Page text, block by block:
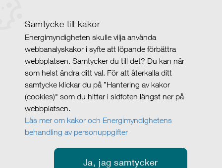
Samtycke till kakor
Energimyndigheten skulle vilja använda
webbanalyskakor i syfte att löpande förbättra
webbplatsen. Samtycker du till det? Du kan när
som helst ändra ditt val. För att återkalla ditt
samtycke klickar du på ”Hantering av kakor
(cookies)" som du hittar i sidfoten längst ner på
webbplatsen.
Läs mer om kakor och Energimyndighetens
behandling av personuppgifter
Ja, jag samtycker